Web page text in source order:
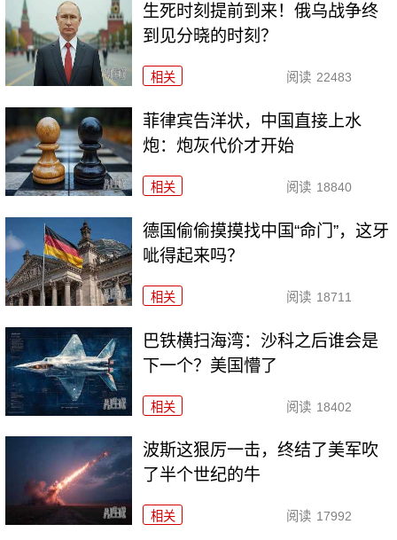
生死时刻提前到来！俄乌战争终
到见分晓的时刻？
相关 阅读 22483
菲律宾告洋状，中国直接上水
炮：炮灰代价才开始
相关 阅读 18840
德国偷偷摸摸找中国“命门”，这牙
呲得起来吗？
相关 阅读 18711
巴铁横扫海湾：沙科之后谁会是
下一个？美国懵了
相关 阅读 18402
波斯这狠厉一击，终结了美军吹
了半个世纪的牛
相关 阅读 17992